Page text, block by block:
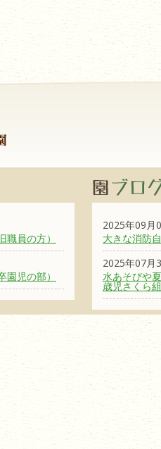
員の方）
児の部）
2025年09月
大きな消防
2025年07月
水あそびや
歳児さくら